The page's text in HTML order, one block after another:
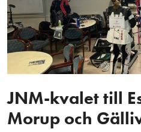
JNM-kvalet till
Morup och